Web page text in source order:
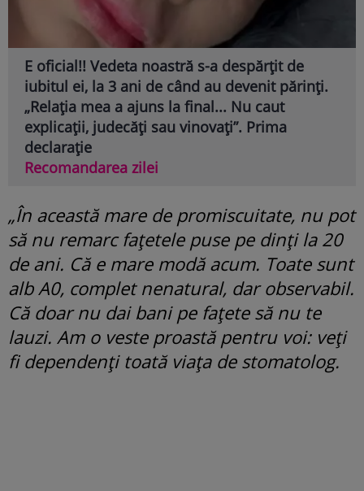
E oficial!! Vedeta noastră s-a despărțit de
iubitul ei, la 3 ani de când au devenit părinți.
„Relația mea a ajuns la final... Nu caut
explicații, judecăți sau vinovați”. Prima
declarație
Recomandarea zilei
„În această mare de promiscuitate, nu pot
să nu remarc fațetele puse pe dinți la 20
de ani. Că e mare modă acum. Toate sunt
alb A0, complet nenatural, dar observabil.
Că doar nu dai bani pe fațete să nu te
lauzi. Am o veste proastă pentru voi: veți
fi dependenți toată viața de stomatolog.